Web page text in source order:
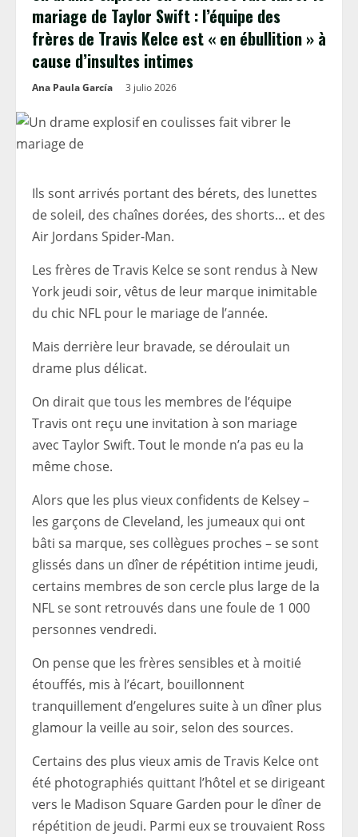
mariage de Taylor Swift : l’équipe des
frères de Travis Kelce est « en ébullition » à
cause d’insultes intimes
Ana Paula García 3 julio 2026
Ils sont arrivés portant des bérets, des lunettes
de soleil, des chaînes dorées, des shorts… et des
Air Jordans Spider-Man.
Les frères de Travis Kelce se sont rendus à New
York jeudi soir, vêtus de leur marque inimitable
du chic NFL pour le mariage de l’année.
Mais derrière leur bravade, se déroulait un
drame plus délicat.
On dirait que tous les membres de l’équipe
Travis ont reçu une invitation à son mariage
avec Taylor Swift. Tout le monde n’a pas eu la
même chose.
Alors que les plus vieux confidents de Kelsey –
les garçons de Cleveland, les jumeaux qui ont
bâti sa marque, ses collègues proches – se sont
glissés dans un dîner de répétition intime jeudi,
certains membres de son cercle plus large de la
NFL se sont retrouvés dans une foule de 1 000
personnes vendredi.
On pense que les frères sensibles et à moitié
étouffés, mis à l’écart, bouillonnent
tranquillement d’engelures suite à un dîner plus
glamour la veille au soir, selon des sources.
Certains des plus vieux amis de Travis Kelce ont
été photographiés quittant l’hôtel et se dirigeant
vers le Madison Square Garden pour le dîner de
répétition de jeudi. Parmi eux se trouvaient Ross